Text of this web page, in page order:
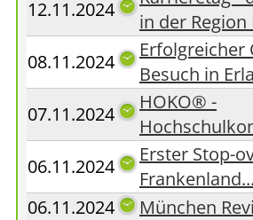
12.11.2024
in der
08.11.2024
Erfolgreicher
Besuch in
07.11.2024
HOKO® -
06.11.2024
Erster Stop-
Frankenland...
06.11.2024
München